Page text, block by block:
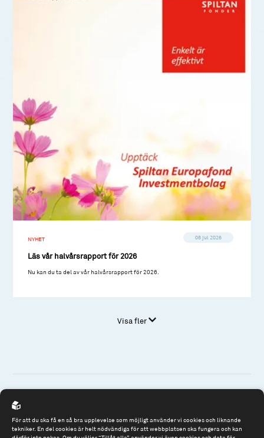
NYHET 08 jul 2026
Läs vår halvårsrapport för 2026
Nu kan du ta del av vår halvårsrapport för 2026.
Visa fler
Riddargatan 17
För att du ska få en så bra upplevelse som möjligt använder vi cookies och liknande
tekniker. En del cookies är helt nödvändiga för att webbplatsen ska fungera och kan